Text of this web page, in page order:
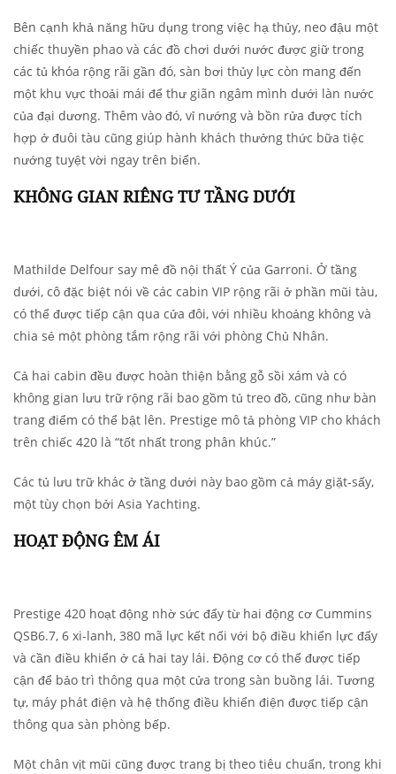
Bên cạnh khả năng hữu dụng trong việc hạ thủy, neo đậu một
chiếc thuyền phao và các đồ chơi dưới nước được giữ trong
các tủ khóa rộng rãi gần đó, sàn bơi thủy lực còn mang đến
một khu vực thoải mái để thư giãn ngâm mình dưới làn nước
của đại dương. Thêm vào đó, vỉ nướng và bồn rửa được tích
hợp ở đuôi tàu cũng giúp hành khách thưởng thức bữa tiệc
nướng tuyệt vời ngay trên biển.
KHÔNG GIAN RIÊNG TƯ TẦNG DƯỚI
Mathilde Delfour say mê đồ nội thất Ý của Garroni. Ở tầng
dưới, cô đặc biệt nói về các cabin VIP rộng rãi ở phần mũi tàu,
có thể được tiếp cận qua cửa đôi, với nhiều khoảng không và
chia sẻ một phòng tắm rộng rãi với phòng Chủ Nhân.
Cả hai cabin đều được hoàn thiện bằng gỗ sồi xám và có
không gian lưu trữ rộng rãi bao gồm tủ treo đồ, cũng như bàn
trang điểm có thể bật lên. Prestige mô tả phòng VIP cho khách
trên chiếc 420 là “tốt nhất trong phân khúc.”
Các tủ lưu trữ khác ở tầng dưới này bao gồm cả máy giặt-sấy,
một tùy chọn bởi Asia Yachting.
HOẠT ĐỘNG ÊM ÁI
Prestige 420 hoạt động nhờ sức đẩy từ hai động cơ Cummins
QSB6.7, 6 xi-lanh, 380 mã lực kết nối với bộ điều khiển lực đẩy
và cần điều khiển ở cả hai tay lái. Động cơ có thể được tiếp
cận để bảo trì thông qua một cửa trong sàn buồng lái. Tương
tự, máy phát điện và hệ thống điều khiển điện được tiếp cận
thông qua sàn phòng bếp.
Một chân vịt mũi cũng được trang bị theo tiêu chuẩn, trong khi